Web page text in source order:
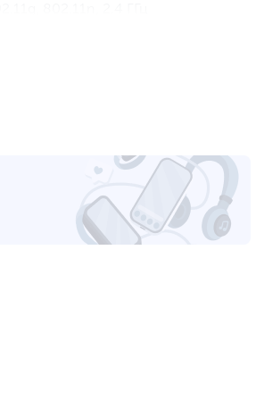
режим батареи
Барометр, Гироскоп, Датчик
Пульсоксиметр, Магнитометр,
каркас из алюминиевого сплава +